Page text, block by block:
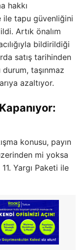
hakkı
ile tapu güvenliğini
Artık önalım
bildirildiği
satış tarihinden
taşınmaz
azaltıyor.
konusu, payın
mi yoksa
Yargı Paketi ile